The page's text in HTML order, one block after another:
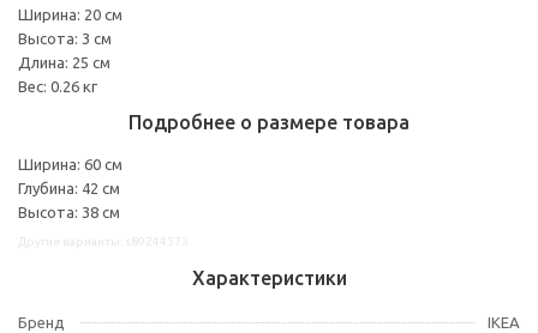
Ширина: 20 см
Высота: 3 см
Длина: 25 см
Вес: 0.26 кг
Подробнее о размере товара
Ширина: 60 см
Глубина: 42 см
Высота: 38 см
Характеристики
Бренд IKEA